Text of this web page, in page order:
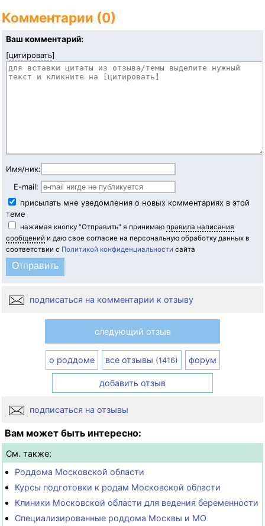
Комментарии (0)
Ваш комментарий:
[цитировать]
Имя/ник:
E-mail:
присылать мне уведомления о новых комментариях в этой
теме
нажимая кнопку "Отправить" я принимаю правила написания
сообщений и даю свое согласие на персональную обработку данных в
соответствии с Политикой конфиденциальности сайта
подписаться на комментарии к отзыву
следующий отзыв
о роддоме все отзывы (1416) форум
добавить отзыв
подписаться на отзывы
Вам может быть интересно:
См. также:
Роддома Московской области
Курсы подготовки к родам Московской области
Клиники Московской области для ведения беременности
Специализированные роддома Москвы и МО